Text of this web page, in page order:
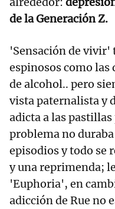
de la Generación Z.
'Sensación de
espinosos como las
de alcohol.. pero
vista paternalista y
adicta a las
problema no
episodios y todo se
y una reprimenda;
'Euphoria', en
adicción de Rue no